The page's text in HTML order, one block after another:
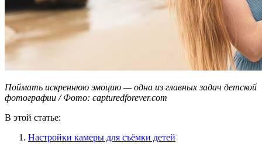
Поймать искреннюю эмоцию — одна из главных задач детской
фотографии / Фото: capturedforever.com
В этой статье:
Настройки камеры для съёмки детей